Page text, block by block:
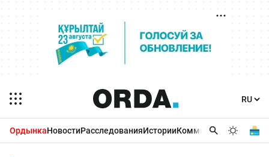
ОрдынкаНовостиРасследованияИсторииКомментарииБизнес